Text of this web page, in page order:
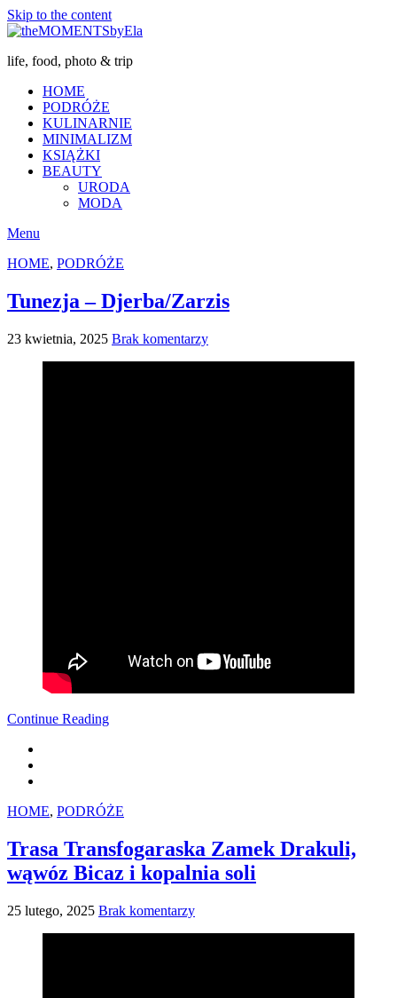
Skip to the content
life, food, photo & trip
HOME
PODRÓŻE
KULINARNIE
MINIMALIZM
KSIĄŻKI
BEAUTY
URODA
MODA
Menu
HOME, PODRÓŻE
Tunezja – Djerba/Zarzis
23 kwietnia, 2025 Brak komentarzy
Continue Reading
HOME, PODRÓŻE
Trasa Transfogaraska Zamek Drakuli,
wąwóz Bicaz i kopalnia soli
25 lutego, 2025 Brak komentarzy